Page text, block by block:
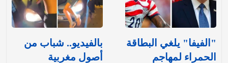
"الفيفا" يلغي البطاقة
الحمراء لمهاجم
بالفيديو.. شباب من
أصول مغربية